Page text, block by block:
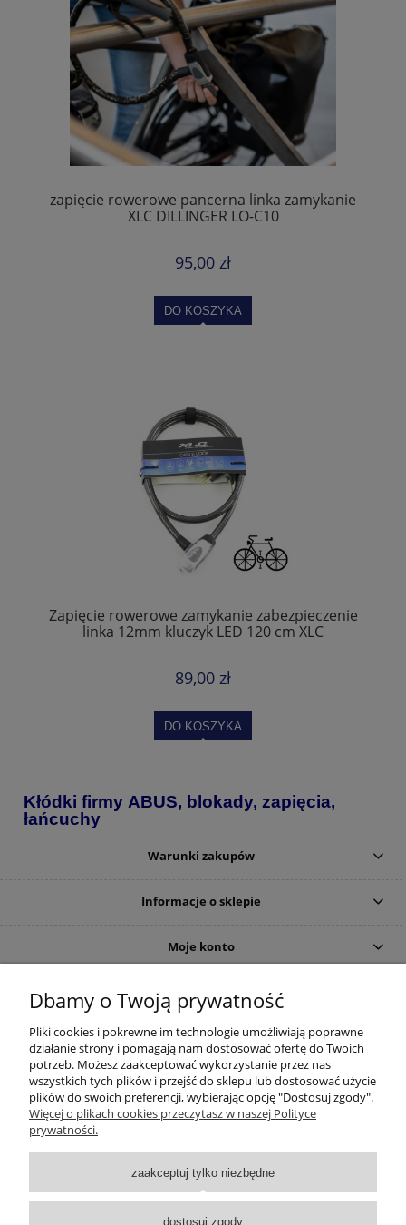
zapięcie rowerowe pancerna linka zamykanie
XLC DILLINGER LO-C10
95,00 zł
DO KOSZYKA
Zapięcie rowerowe zamykanie zabezpieczenie
linka 12mm kluczyk LED 120 cm XLC
89,00 zł
DO KOSZYKA
Kłódki firmy ABUS, blokady, zapięcia,
łańcuchy
Warunki zakupów
Informacje o sklepie
Moje konto
Dbamy o Twoją prywatność
Pliki cookies i pokrewne im technologie umożliwiają poprawne
działanie strony i pomagają nam dostosować ofertę do Twoich
potrzeb. Możesz zaakceptować wykorzystanie przez nas
wszystkich tych plików i przejść do sklepu lub dostosować użycie
plików do swoich preferencji, wybierając opcję "Dostosuj zgody".
Więcej o plikach cookies przeczytasz w naszej Polityce
prywatności.
zaakceptuj tylko niezbędne
dostosuj zgody